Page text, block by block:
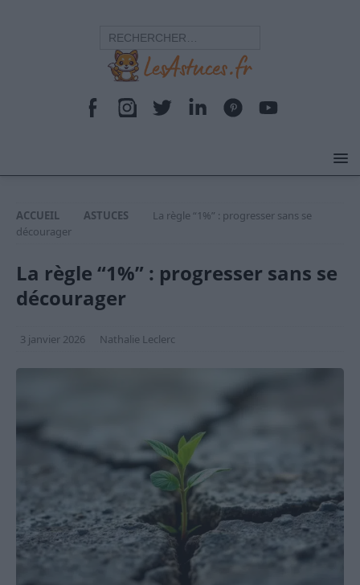
ACCUEIL ASTUCES
La règle “1%” : progresser sans se
décourager
La règle “1%” : progresser sans se
décourager
3 janvier 2026 Nathalie Leclerc